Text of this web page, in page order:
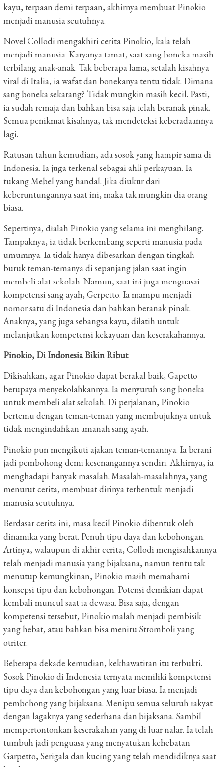
kayu, terpaan demi terpaan, akhirnya membuat Pinokio
menjadi manusia seutuhnya.
Novel Collodi mengakhiri cerita Pinokio, kala telah
menjadi manusia. Karyanya tamat, saat sang boneka masih
terbilang anak-anak. Tak beberapa lama, setalah kisahnya
viral di Italia, ia wafat dan bonekanya tentu tidak. Dimana
sang boneka sekarang? Tidak mungkin masih kecil. Pasti,
ia sudah remaja dan bahkan bisa saja telah beranak pinak.
Semua penikmat kisahnya, tak mendeteksi keberadaannya
lagi.
Ratusan tahun kemudian, ada sosok yang hampir sama di
Indonesia. Ia juga terkenal sebagai ahli perkayuan. Ia
tukang Mebel yang handal. Jika diukur dari
keberuntungannya saat ini, maka tak mungkin dia orang
biasa.
Sepertinya, dialah Pinokio yang selama ini menghilang.
Tampaknya, ia tidak berkembang seperti manusia pada
umumnya. Ia tidak hanya dibesarkan dengan tingkah
buruk teman-temanya di sepanjang jalan saat ingin
membeli alat sekolah. Namun, saat ini juga menguasai
kompetensi sang ayah, Gerpetto. Ia mampu menjadi
nomor satu di Indonesia dan bahkan beranak pinak.
Anaknya, yang juga sebangsa kayu, dilatih untuk
melanjutkan kompetensi kekayuan dan keserakahannya.
Pinokio, Di Indonesia Bikin Ribut
Dikisahkan, agar Pinokio dapat berakal baik, Gapetto
berupaya menyekolahkannya. Ia menyuruh sang boneka
untuk membeli alat sekolah. Di perjalanan, Pinokio
bertemu dengan teman-teman yang membujuknya untuk
tidak mengindahkan amanah sang ayah.
Pinokio pun mengikuti ajakan teman-temannya. Ia berani
jadi pembohong demi kesenangannya sendiri. Akhirnya, ia
menghadapi banyak masalah. Masalah-masalahnya, yang
menurut cerita, membuat dirinya terbentuk menjadi
manusia seutuhnya.
Berdasar cerita ini, masa kecil Pinokio dibentuk oleh
dinamika yang berat. Penuh tipu daya dan kebohongan.
Artinya, walaupun di akhir cerita, Collodi mengisahkannya
telah menjadi manusia yang bijaksana, namun tentu tak
menutup kemungkinan, Pinokio masih memahami
konsepsi tipu dan kebohongan. Potensi demikian dapat
kembali muncul saat ia dewasa. Bisa saja, dengan
kompetensi tersebut, Pinokio malah menjadi pembisik
yang hebat, atau bahkan bisa meniru Stromboli yang
otriter.
Beberapa dekade kemudian, kekhawatiran itu terbukti.
Sosok Pinokio di Indonesia ternyata memiliki kompetensi
tipu daya dan kebohongan yang luar biasa. Ia menjadi
pembohong yang bijaksana. Menipu semua seluruh rakyat
dengan lagaknya yang sederhana dan bijaksana. Sambil
mempertontonkan keserakahan yang di luar nalar. Ia telah
tumbuh jadi penguasa yang menyatukan kehebatan
Garpetto, Serigala dan kucing yang telah mendidiknya saat